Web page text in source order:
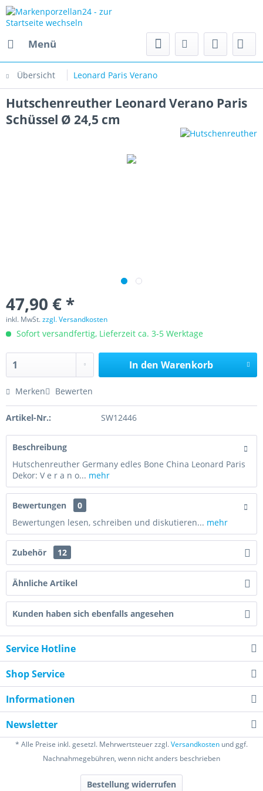
Menü
Übersicht Leonard Paris Verano
Hutschenreuther Leonard Verano Paris
Schüssel Ø 24,5 cm
47,90 € *
inkl. MwSt.zzgl. Versandkosten
Sofort versandfertig, Lieferzeit ca. 3-5 Werktage
In den Warenkorb
Merken Bewerten
Artikel-Nr.: SW12446
Beschreibung
Hutschenreuther Germany edles Bone China Leonard Paris
Dekor: V e r a n o... mehr
Bewertungen
0
Bewertungen lesen, schreiben und diskutieren... mehr
Zubehör 12
Ähnliche Artikel
Kunden haben sich ebenfalls angesehen
Service Hotline
Shop Service
Informationen
Newsletter
* Alle Preise inkl. gesetzl. Mehrwertsteuer zzgl.Versandkosten und ggf.
Nachnahmegebühren, wenn nicht anders beschrieben
Bestellung widerrufen